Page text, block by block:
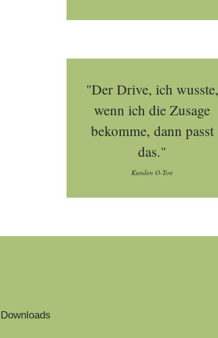
"Der Drive, ich wusste,
wenn ich die Zusage
bekomme, dann passt
das."
Kunden O-Ton
Downloads